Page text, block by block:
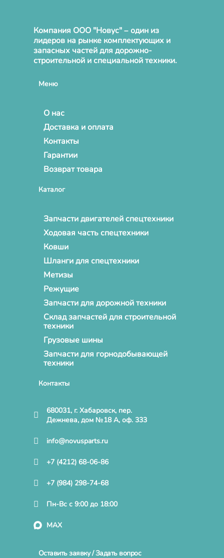
Компания ООО "Новус" – один из
лидеров на рынке комплектующих и
запасных частей для дорожно-
строительной и специальной техники.
Меню
О нас
Доставка и оплата
Контакты
Гарантии
Возврат товара
Каталог
Запчасти двигателей спецтехники
Ходовая часть спецтехники
Ковши
Шланги для спецтехники
Метизы
Режущие
Запчасти для дорожной техники
Склад запчастей для строительной
техники
Грузовые шины
Запчасти для горнодобывающей
техники
Контакты
680031, г. Хабаровск, пер.
Дежнева, дом №18 А, оф. 333
info@novusparts.ru
+7 (4212) 68-06-86
+7 (984) 298-74-68
Пн-Вс с 9:00 до 18:00
MAX
Оставить заявку / Задать вопрос